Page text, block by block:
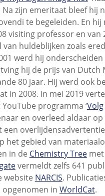
zijn emeritaat bleef hij
te begeleiden. En
visiting professor en
huldeblijken zoals
werd hij
hij de prijs van
80 jaar. Hij werd ook
in 2008. In mei 2019
programma ‘
en overleed aldaar
het gebied van
in de Chemistry Treemet
vermeldt zelfs 641
website NARCIS.
opgenomen in WorldCat.